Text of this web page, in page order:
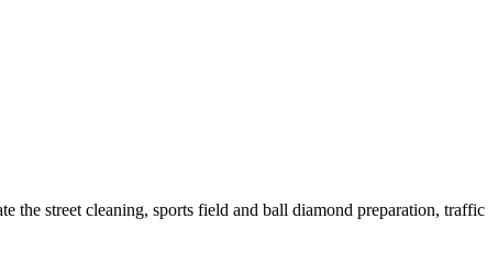
the street cleaning, sports field and ball diamond preparation, traffic